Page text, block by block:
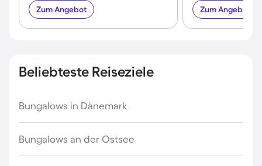
Zum Angebot Zum Angebot
Beliebteste Reiseziele
Bungalows in Dänemark
Bungalows an der Ostsee